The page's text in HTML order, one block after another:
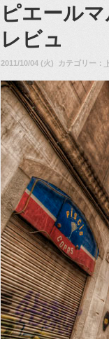
ピエール
レビュ
2011/10/04 (火) カテゴリー：